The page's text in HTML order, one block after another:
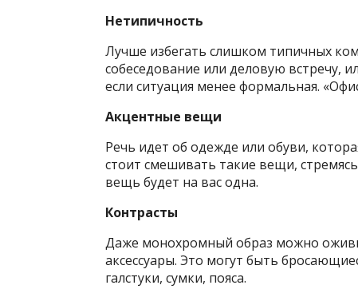
Нетипичность
Лучше избегать слишком типичных
собеседование или деловую встречу,
если ситуация менее формальная.
Акцентные вещи
Речь идет об одежде или обуви,
стоит смешивать такие вещи,
вещь будет на вас одна.
Контрасты
Даже монохромный образ можно
аксессуары. Это могут быть
галстуки, сумки, пояса.